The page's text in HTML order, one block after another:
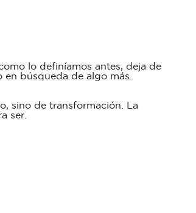
lo definíamos antes, deja de
búsqueda de algo más.
sino de transformación. La
ser.